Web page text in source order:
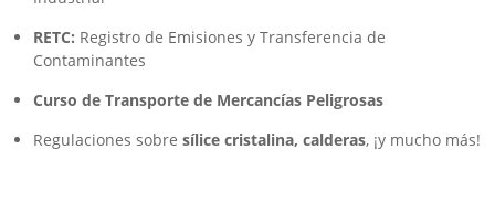
RETC: Registro de Emisiones y Transferencia de
Contaminantes
Curso de Transporte de Mercancías Peligrosas
Regulaciones sobre sílice cristalina, calderas, ¡y mucho más!